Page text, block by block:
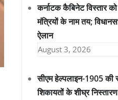
कर्नाटक कैबिनेट विस्तार
मंत्रियों के नाम तय;
ऐलान
August 3, 2026
सीएम हेल्पलाइन-1905 की
शिकायतों के शीघ्र